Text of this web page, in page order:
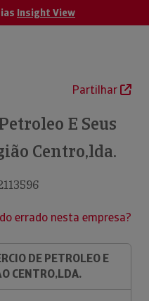
Insight View
Partilhar
E Seus
Centro,lda.
errado nesta empresa?
DE PETROLEO E
CENTRO,LDA.